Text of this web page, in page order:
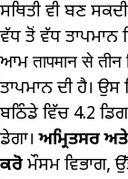
ਸਥਿਤੀ ਵੀ ਬਣ
ਵੱਧ ਤੋਂ ਵੱਧ ਤਾਪਮਾਨ
ਆਮ तापमान से तीन
ਤਾਪਮਾਨ ਦੀ ਹੈ। ਉਸ
ਬਠਿੰਡੇ ਵਿੱਚ 4.2
ਡੇਗਾ।ਅਮ੍ਰਿਤਸਰ
ਕਰੋ ਮੌਸਮ ਵਿਭਾਗ,